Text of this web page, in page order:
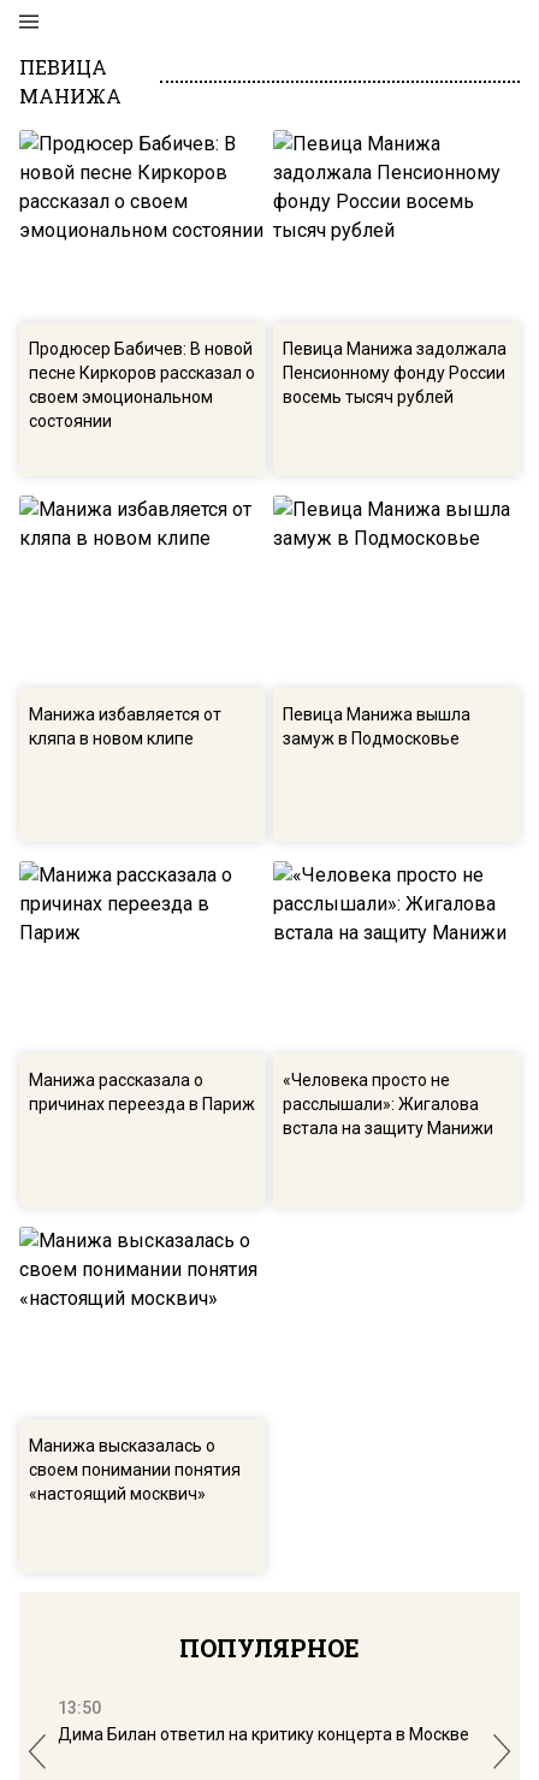
ПЕВИЦА
МАНИЖА
Продюсер Бабичев: В новой
песне Киркоров рассказал о
своем эмоциональном
состоянии
Певица Манижа задолжала
Пенсионному фонду России
восемь тысяч рублей
Манижа избавляется от
кляпа в новом клипе
Певица Манижа вышла
замуж в Подмосковье
Манижа рассказала о
причинах переезда в Париж
«Человека просто не
расслышали»: Жигалова
встала на защиту Манижи
Манижа высказалась о
своем понимании понятия
«настоящий москвич»
ПОПУЛЯРНОЕ
13:50
Дима Билан ответил на критику концерта в Москве